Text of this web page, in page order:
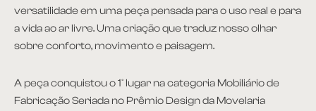
versatilidade em uma peça pensada para o uso real e para
a vida ao ar livre. Uma criação que traduz nosso olhar
sobre conforto, movimento e paisagem.
A peça conquistou o 1º lugar na categoria Mobiliário de
Fabricação Seriada no Prêmio Design da Movelaria